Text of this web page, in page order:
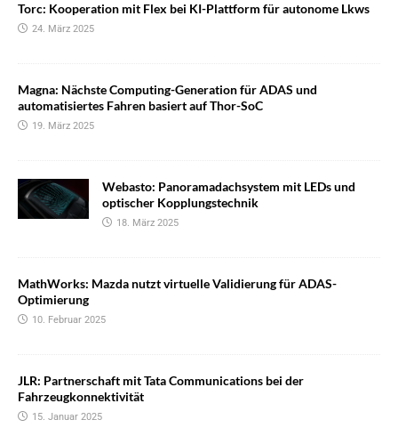
Torc: Kooperation mit Flex bei KI-Plattform für autonome Lkws
24. März 2025
Magna: Nächste Computing-Generation für ADAS und
automatisiertes Fahren basiert auf Thor-SoC
19. März 2025
Webasto: Panoramadachsystem mit LEDs und
optischer Kopplungstechnik
18. März 2025
MathWorks: Mazda nutzt virtuelle Validierung für ADAS-
Optimierung
10. Februar 2025
JLR: Partnerschaft mit Tata Communications bei der
Fahrzeugkonnektivität
15. Januar 2025